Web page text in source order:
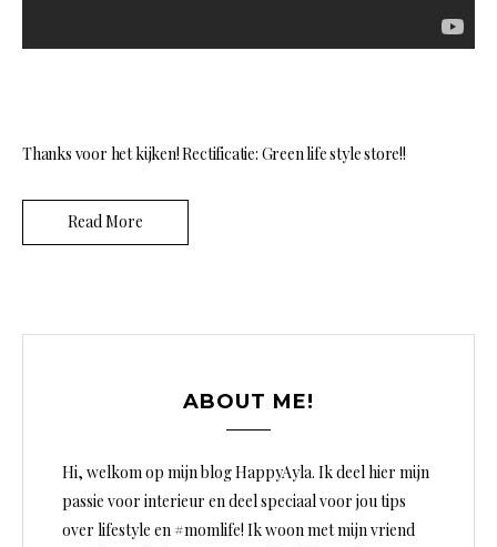
Thanks voor het kijken! Rectificatie: Green life style store!!
Read More
ABOUT ME!
Hi, welkom op mijn blog HappyAyla. Ik deel hier mijn
passie voor interieur en deel speciaal voor jou tips
over lifestyle en #momlife! Ik woon met mijn vriend